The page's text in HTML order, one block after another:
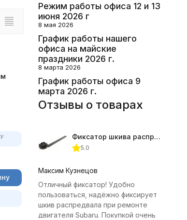
Режим работы офиса 12 и 13
июня 2026 г
8 мая 2026
График работы нашего
офиса на майские
праздники 2026 г.
8 марта 2026
График работы офиса 9
марта 2026 г.
Отзывы о товарах
Фиксатор шкива распредвала (Subaru) JTC-4409
5.0
Максим Кузнецов
Отличный фиксатор! Удобно
пользоваться, надёжно фиксирует
шкив распредвала при ремонте
двигателя Subaru. Покупкой очень